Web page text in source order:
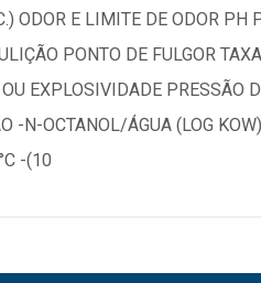
ODOR E LIMITE DE ODOR
PONTO DE FULGOR
EXPLOSIVIDADE PRESSÃO
-N-OCTANOL/ÁGUA (LOG
-(10